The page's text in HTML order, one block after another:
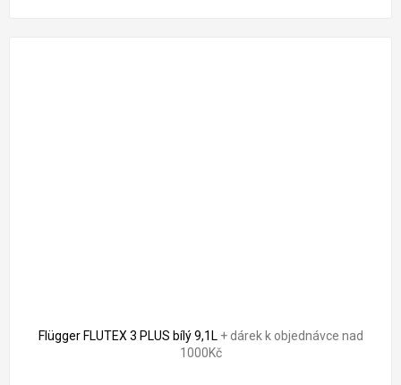
Flügger FLUTEX 3 PLUS bílý 9,1L + dárek k objednávce nad
1000Kč